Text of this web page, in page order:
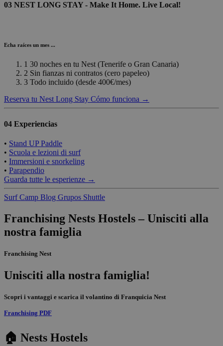
03 NEST LONG STAY - Make It Home. Live Local!
Echa raíces un mes ...
1 30 noches en tu Nest(Tenerife o Gran Canaria)
2 Sin fianzas ni contratos (cero papeleo)
3 Todo incluido (desde 400€/mes)
Reserva tu Nest Long Stay Cómo funciona →
04 Experiencias
• Stand UP Paddle
• Scuola e lezioni di surf
• Immersioni e snorkeling
• Parapendio
Guarda tutte le esperienze →
Surf Camp Blog Grupos Shuttle
Franchising Nests Hostels – Unisciti alla
nostra famiglia
Franchising Nest
Unisciti alla nostra famiglia!
Scopri i vantaggi e scarica il volantino di Franquicia Nest
Franchising PDF
🏠 Nests Hostels